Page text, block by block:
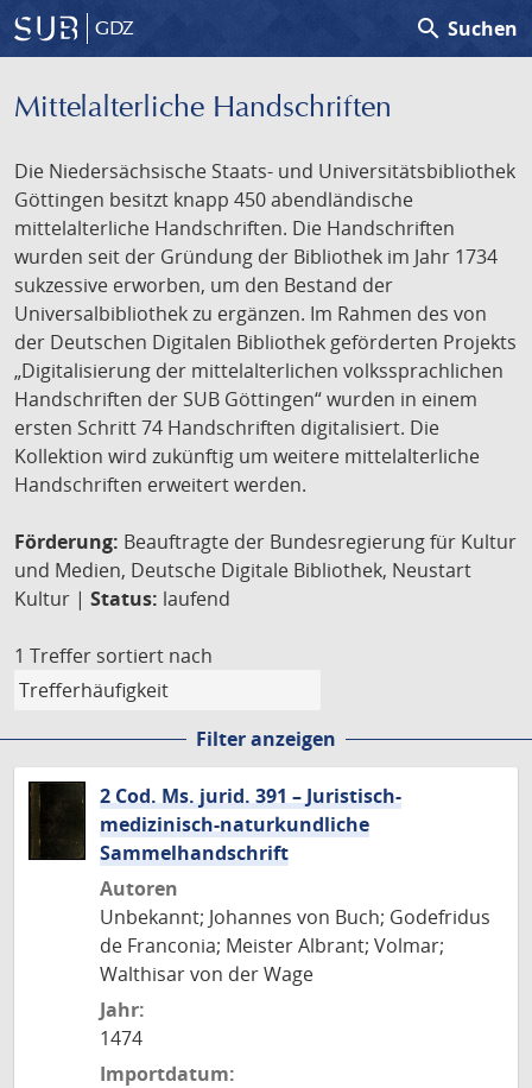
GDZ search Suchen
Mittelalterliche Handschriften
Die Niedersächsische Staats- und Universitätsbibliothek
Göttingen besitzt knapp 450 abendländische
mittelalterliche Handschriften. Die Handschriften
wurden seit der Gründung der Bibliothek im Jahr 1734
sukzessive erworben, um den Bestand der
Universalbibliothek zu ergänzen. Im Rahmen des von
der Deutschen Digitalen Bibliothek geförderten Projekts
„Digitalisierung der mittelalterlichen volkssprachlichen
Handschriften der SUB Göttingen“ wurden in einem
ersten Schritt 74 Handschriften digitalisiert. Die
Kollektion wird zukünftig um weitere mittelalterliche
Handschriften erweitert werden.
Förderung: Beauftragte der Bundesregierung für Kultur
und Medien, Deutsche Digitale Bibliothek, Neustart
Kultur | Status: laufend
1 Treffer sortiert nach
Filter anzeigen
2 Cod. Ms. jurid. 391 – Juristisch-
medizinisch-naturkundliche
Sammelhandschrift
Autoren
Unbekannt; Johannes von Buch; Godefridus
de Franconia; Meister Albrant; Volmar;
Walthisar von der Wage
Jahr:
1474
Importdatum: